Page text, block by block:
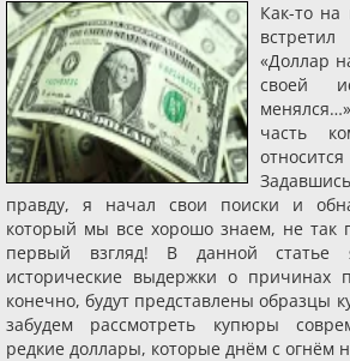
Как-то на
«Доллар
своей
часть
правду, я начал свои поиски и
который мы все хорошо знаем, не так
первый взгляд! В данной статье
исторические выдержки о причинах
конечно, будут представлены образцы
забудем рассмотреть купюры
редкие доллары, которые днём с огнём